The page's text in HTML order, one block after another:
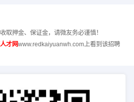
取押金、保证金，请微友务必谨慎！
才网www.redkaiyuanwh.com上看到该招聘